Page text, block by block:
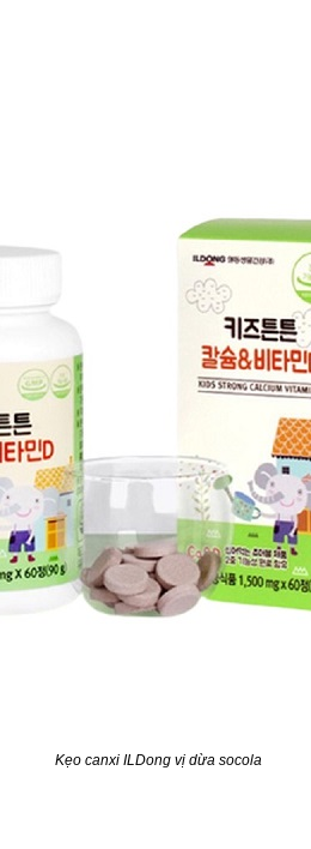
Kẹo canxi ILDong vị dừa socola